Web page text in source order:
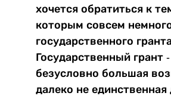
хочется обратиться к
которым совсем
государственного
Государственный грант
безусловно большая
далеко не единственная